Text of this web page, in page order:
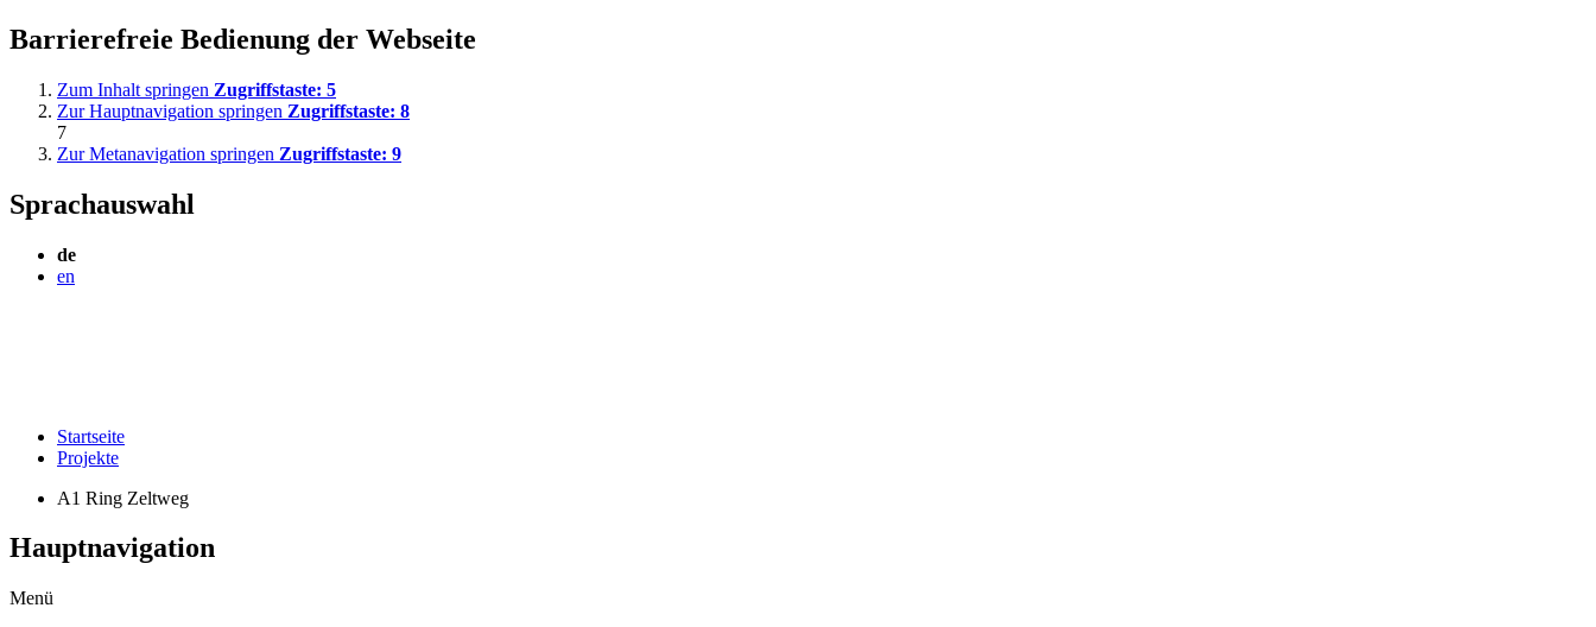
Barrierefreie Bedienung der Webseite
Zum Inhalt springen Zugriffstaste: 5
Zur Hauptnavigation springen Zugriffstaste: 8
7
Zur Metanavigation springen Zugriffstaste: 9
Sprachauswahl
de
en
Startseite
Projekte
A1 Ring Zeltweg
Hauptnavigation
Menü